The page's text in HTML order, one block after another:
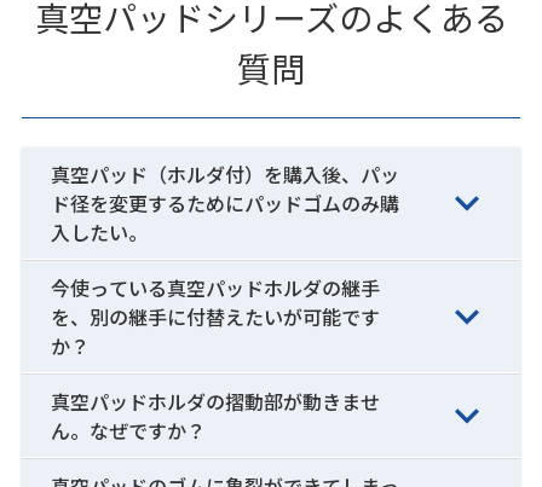
真空パッドシリーズのよくある
質問
真空パッド（ホルダ付）を購入後、パッ
ド径を変更するためにパッドゴムのみ購
入したい。
今使っている真空パッドホルダの継手
を、別の継手に付替えたいが可能です
か？
真空パッドホルダの摺動部が動きませ
ん。なぜですか？